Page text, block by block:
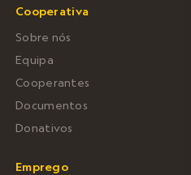
Cooperativa
Sobre nós
Equipa
Cooperantes
Documentos
Donativos
Emprego